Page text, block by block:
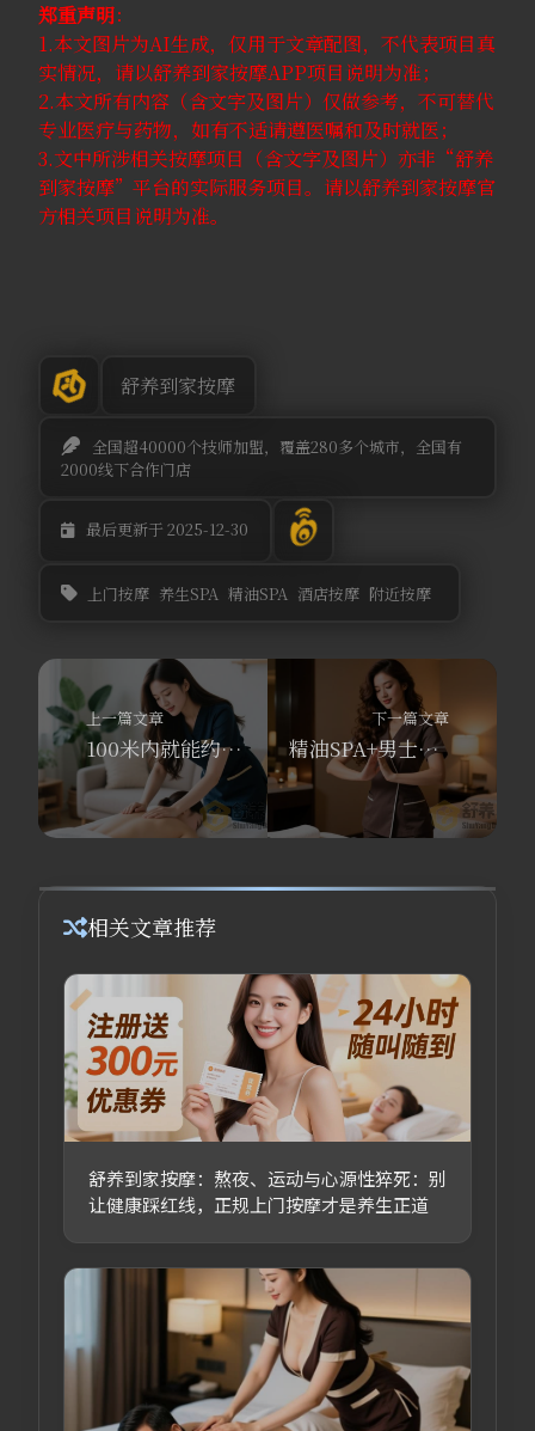
郑重声明：
1.本文图片为AI生成，仅用于文章配图，不代表项目真
实情况，请以舒养到家按摩APP项目说明为准；
2.本文所有内容（含文字及图片）仅做参考，不可替代
专业医疗与药物，如有不适请遵医嘱和及时就医；
3.文中所涉相关按摩项目（含文字及图片）亦非“舒养
到家按摩”平台的实际服务项目。请以舒养到家按摩官
方相关项目说明为准。
舒养到家按摩
全国超40000个技师加盟，覆盖280多个城市，全国有
2000线下合作门店
最后更新于 2025-12-30
上门按摩 养生SPA 精油SPA 酒店按摩 附近按摩
上一篇文章
100米内就能约！附近按摩到底靠不靠谱？舒养到家按摩安全又省心
下一篇文章
精油SPA+男士按摩=完美周末？从脚底到头顶的放松，舒养到家按摩带你飞
相关文章推荐
舒养到家按摩：熬夜、运动与心源性猝死：别
让健康踩红线，正规上门按摩才是养生正道